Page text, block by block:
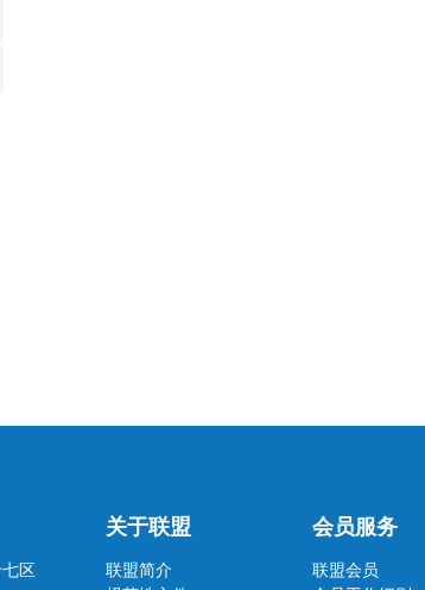
区
关于联盟
联盟简介
会员服务
联盟会员